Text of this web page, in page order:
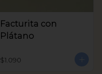
Facturita con
Plátano
$1.090